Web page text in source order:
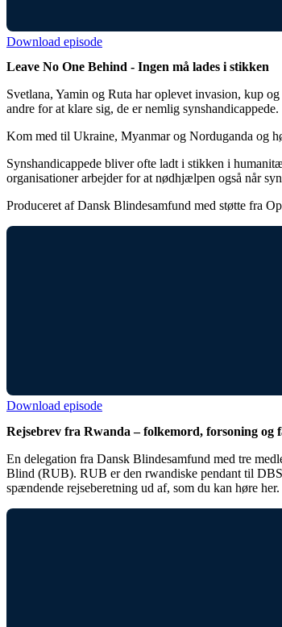
Download episode
Leave No One Behind - Ingen må lades i stikken
Svetlana, Yamin og Ruta har oplevet invasion, kup
andre for at klare sig, de er nemlig synshandicappede.
Kom med til Ukraine, Myanmar og Norduganda og
Synshandicappede bliver ofte ladt i stikken i
organisationer arbejder for at nødhjælpen også når
Produceret af Dansk Blindesamfund med støtte fra
Download episode
Rejsebrev fra Rwanda – folkemord, forsoning og
En delegation fra Dansk Blindesamfund med tre
Blind (RUB). RUB er den rwandiske pendant til
spændende rejseberetning ud af, som du kan høre her.